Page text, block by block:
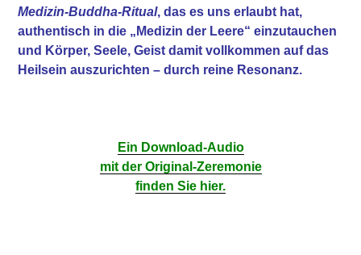
Medizin-Buddha-Ritual, das es uns erlaubt hat,
authentisch in die „Medizin der Leere“ einzutauchen
und Körper, Seele, Geist damit vollkommen auf das
Heilsein auszurichten – durch reine Resonanz.
Ein Download-Audio
mit der Original-Zeremonie
finden Sie hier.